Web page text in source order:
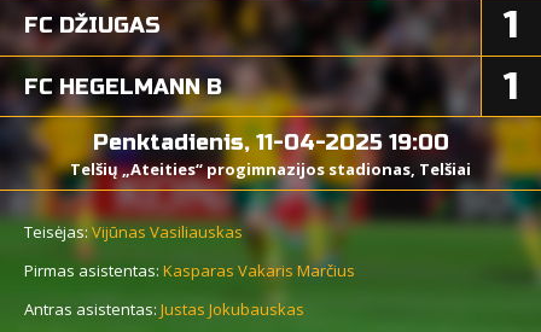
1
FC DŽIUGAS
FC HEGELMANN B 1
Penktadienis, 11-04-2025 19:00
Telšių „Ateities“ progimnazijos stadionas, Telšiai
Teisėjas: Vijūnas Vasiliauskas
Pirmas asistentas: Kasparas Vakaris Marčius
Antras asistentas: Justas Jokubauskas